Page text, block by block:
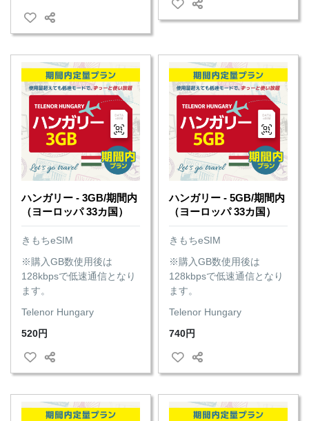
ハンガリー - 3GB/期間内
（ヨーロッパ 33カ国）
きもちeSIM
※購入GB数使用後は
128kbpsで低速通信となり
ます。
Telenor Hungary
520円
ハンガリー - 5GB/期間内
（ヨーロッパ 33カ国）
きもちeSIM
※購入GB数使用後は
128kbpsで低速通信となり
ます。
Telenor Hungary
740円